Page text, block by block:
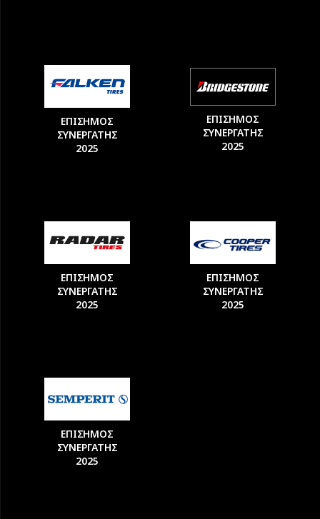
ΕΠΙΣΗΜΟΣ
ΣΥΝΕΡΓΑΤΗΣ
2025
ΕΠΙΣΗΜΟΣ
ΣΥΝΕΡΓΑΤΗΣ
2025
ΕΠΙΣΗΜΟΣ
ΣΥΝΕΡΓΑΤΗΣ
2025
ΕΠΙΣΗΜΟΣ
ΣΥΝΕΡΓΑΤΗΣ
2025
ΕΠΙΣΗΜΟΣ
ΣΥΝΕΡΓΑΤΗΣ
2025